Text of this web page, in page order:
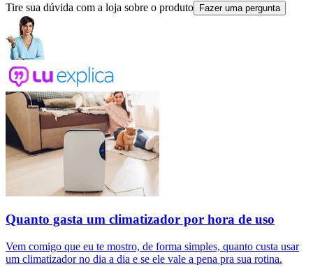
Tire sua dúvida com a loja sobre o produto Fazer uma pergunta
Quanto gasta um climatizador por hora de uso
Vem comigo que eu te mostro, de forma simples, quanto custa usar
um climatizador no dia a dia e se ele vale a pena pra sua rotina.